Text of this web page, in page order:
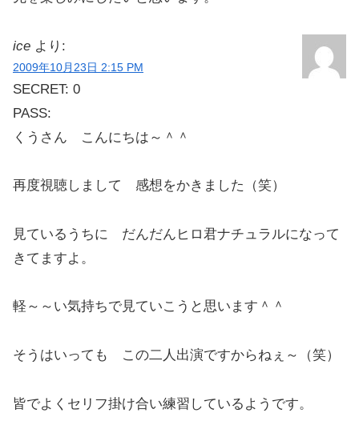
ice より:
2009年10月23日 2:15 PM
SECRET: 0
PASS:
くうさん こんにちは～＾＾
再度視聴しまして 感想をかきました（笑）
見ているうちに だんだんヒロ君ナチュラルになって
きてますよ。
軽～～い気持ちで見ていこうと思います＾＾
そうはいっても この二人出演ですからねぇ～（笑）
皆でよくセリフ掛け合い練習しているようです。